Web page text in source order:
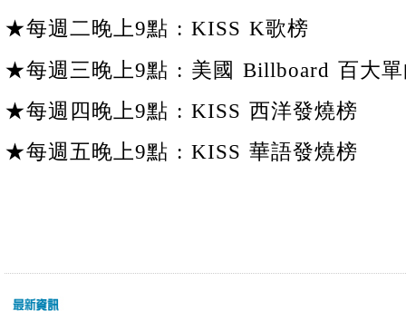
★每週二晚上9點 : KISS K歌榜
★每週三晚上9點 : 美國 Billboard 百大
★每週四晚上9點 : KISS 西洋發燒榜
★每週五晚上9點 : KISS 華語發燒榜